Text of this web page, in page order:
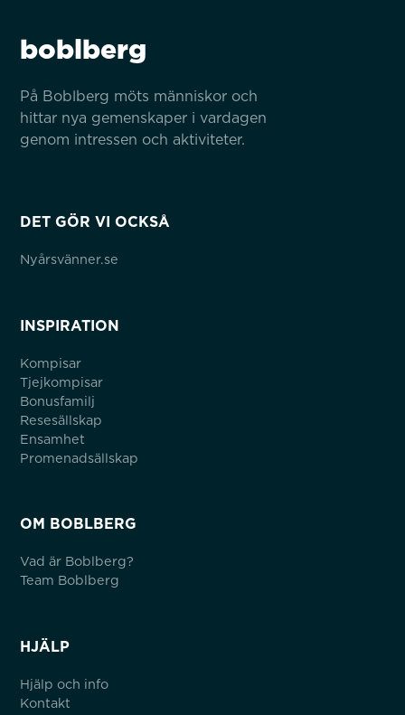
boblberg
På Boblberg möts människor och
hittar nya gemenskaper i vardagen
genom intressen och aktiviteter.
DET GÖR VI OCKSÅ
Nyårsvänner.se
INSPIRATION
Kompisar
Tjejkompisar
Bonusfamilj
Resesällskap
Ensamhet
Promenadsällskap
OM BOBLBERG
Vad är Boblberg?
Team Boblberg
HJÄLP
Hjälp och info
Kontakt